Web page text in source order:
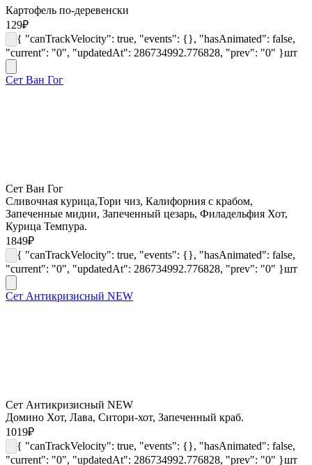
Картофель по-деревенски
129₽
{ "canTrackVelocity": true, "events": {}, "hasAnimated": false,
"current": "0", "updatedAt": 286734992.776828, "prev": "0" }шт
Сет Ван Гог
Сет Ван Гог
Сливочная курица,Тори чиз, Калифорния с крабом,
Запеченные мидии, Запеченный цезарь, Филадельфия Хот,
Курица Темпура.
1849₽
{ "canTrackVelocity": true, "events": {}, "hasAnimated": false,
"current": "0", "updatedAt": 286734992.776828, "prev": "0" }шт
Сет Антикризисный NEW
Сет Антикризисный NEW
Домино Хот, Лава, Ситори-хот, Запеченный краб.
1019₽
{ "canTrackVelocity": true, "events": {}, "hasAnimated": false,
"current": "0", "updatedAt": 286734992.776828, "prev": "0" }шт